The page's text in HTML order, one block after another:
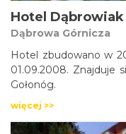
Hotel Dąbrowiak
Dąbrowa Górnicza
Hotel zbudowano w
01.09.2008. Znajduje
Gołonóg.
więcej >>